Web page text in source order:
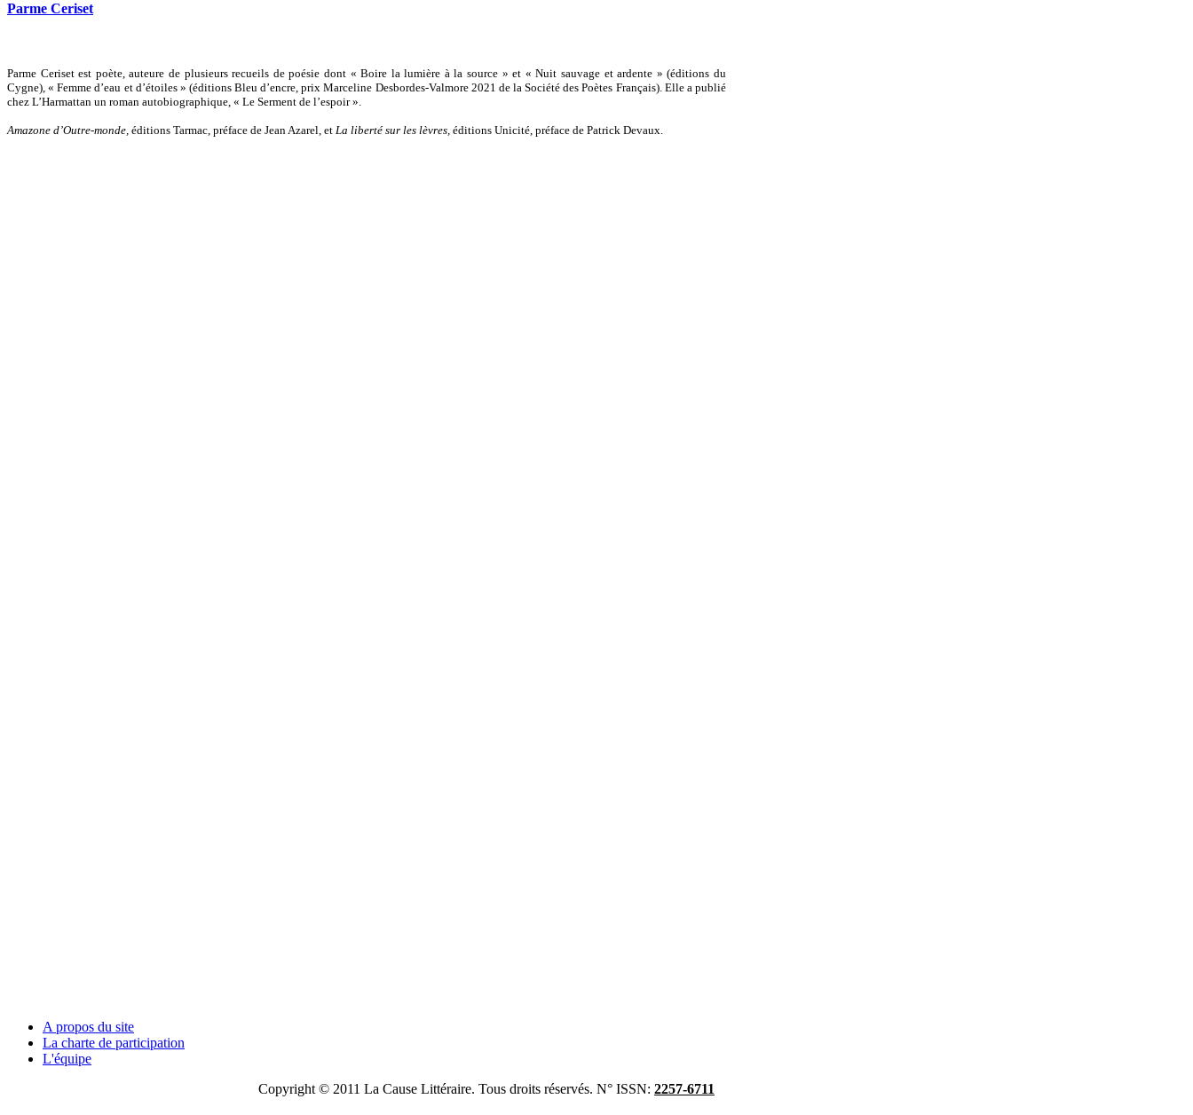
Parme Ceriset
Parme Ceriset est poète, auteure de plusieurs recueils de poésie dont « Boire la lumière à la source » et « Nuit sauvage et ardente » (éditions du
Cygne), « Femme d’eau et d’étoiles » (éditions Bleu d’encre, prix Marceline Desbordes-Valmore 2021 de la Société des Poètes Français). Elle a publié
chez L’Harmattan un roman autobiographique, « Le Serment de l’espoir ».
Amazone d’Outre-monde, éditions Tarmac, préface de Jean Azarel, et La liberté sur les lèvres, éditions Unicité, préface de Patrick Devaux.
A propos du site
La charte de participation
L'équipe
Copyright © 2011 La Cause Littéraire. Tous droits réservés. N° ISSN: 2257-6711